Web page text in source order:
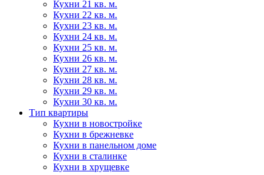
Кухни 21 кв. м.
Кухни 22 кв. м.
Кухни 23 кв. м.
Кухни 24 кв. м.
Кухни 25 кв. м.
Кухни 26 кв. м.
Кухни 27 кв. м.
Кухни 28 кв. м.
Кухни 29 кв. м.
Кухни 30 кв. м.
Тип квартиры
Кухни в новостройке
Кухни в брежневке
Кухни в панельном доме
Кухни в сталинке
Кухни в хрущевке